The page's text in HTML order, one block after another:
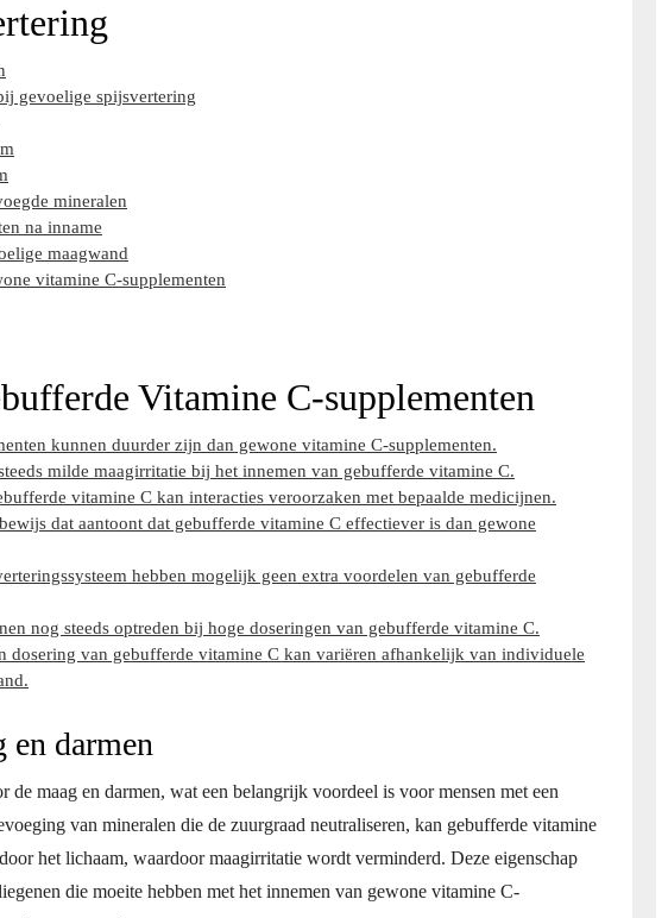
gevoelige spijsvertering
mineralen
na inname
maagwand
vitamine C-supplementen
Vitamine C-supplementen
kunnen duurder zijn dan gewone vitamine C-supplementen.
milde maagirritatie bij het innemen van gebufferde vitamine C.
vitamine C kan interacties veroorzaken met bepaalde medicijnen.
dat aantoont dat gebufferde vitamine C effectiever is dan gewone
hebben mogelijk geen extra voordelen van gebufferde
nog steeds optreden bij hoge doseringen van gebufferde vitamine C.
dosering van gebufferde vitamine C kan variëren afhankelijk van individuele
darmen
maag en darmen, wat een belangrijk voordeel is voor mensen met een
van mineralen die de zuurgraad neutraliseren, kan gebufferde vitamine
het lichaam, waardoor maagirritatie wordt verminderd. Deze eigenschap
die moeite hebben met het innemen van gewone vitamine C-